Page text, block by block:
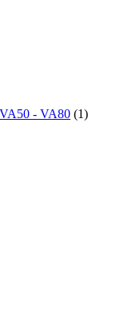
- VA80 (1)